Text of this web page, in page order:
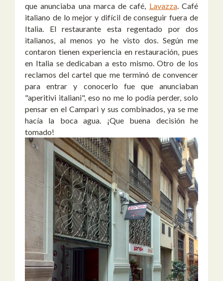
que anunciaba una marca de café, Lavazza. Café
italiano de lo mejor y difícil de conseguir fuera de
Italia. El restaurante esta regentado por dos
italianos, al menos yo he visto dos. Según me
contaron tienen experiencia en restauración, pues
en Italia se dedicaban a esto mismo. Otro de los
reclamos del cartel que me terminó de convencer
para entrar y conocerlo fue que anunciaban
"aperitivi italiani", eso no me lo podía perder, solo
pensar en el Campari y sus combinados, ya se me
hacía la boca agua. ¡Que buena decisión he
tomado!